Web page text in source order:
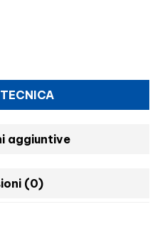
aggiuntive
(0)